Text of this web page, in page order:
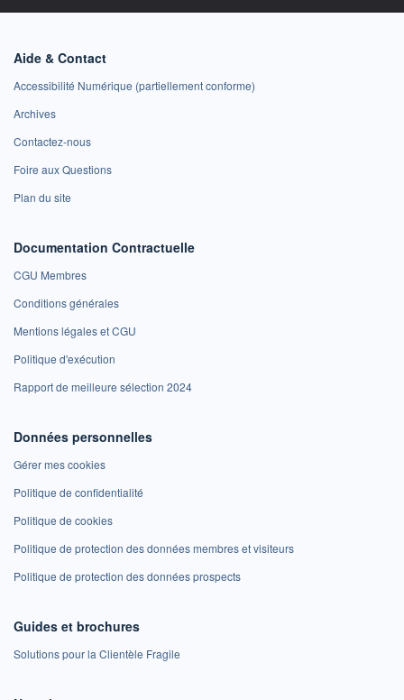
Aide & Contact
Accessibilité Numérique (partiellement conforme)
Archives
Contactez-nous
Foire aux Questions
Plan du site
Documentation Contractuelle
CGU Membres
Conditions générales
Mentions légales et CGU
Politique d'exécution
Rapport de meilleure sélection 2024
Données personnelles
Gérer mes cookies
Politique de confidentialité
Politique de cookies
Politique de protection des données membres et visiteurs
Politique de protection des données prospects
Guides et brochures
Solutions pour la Clientèle Fragile